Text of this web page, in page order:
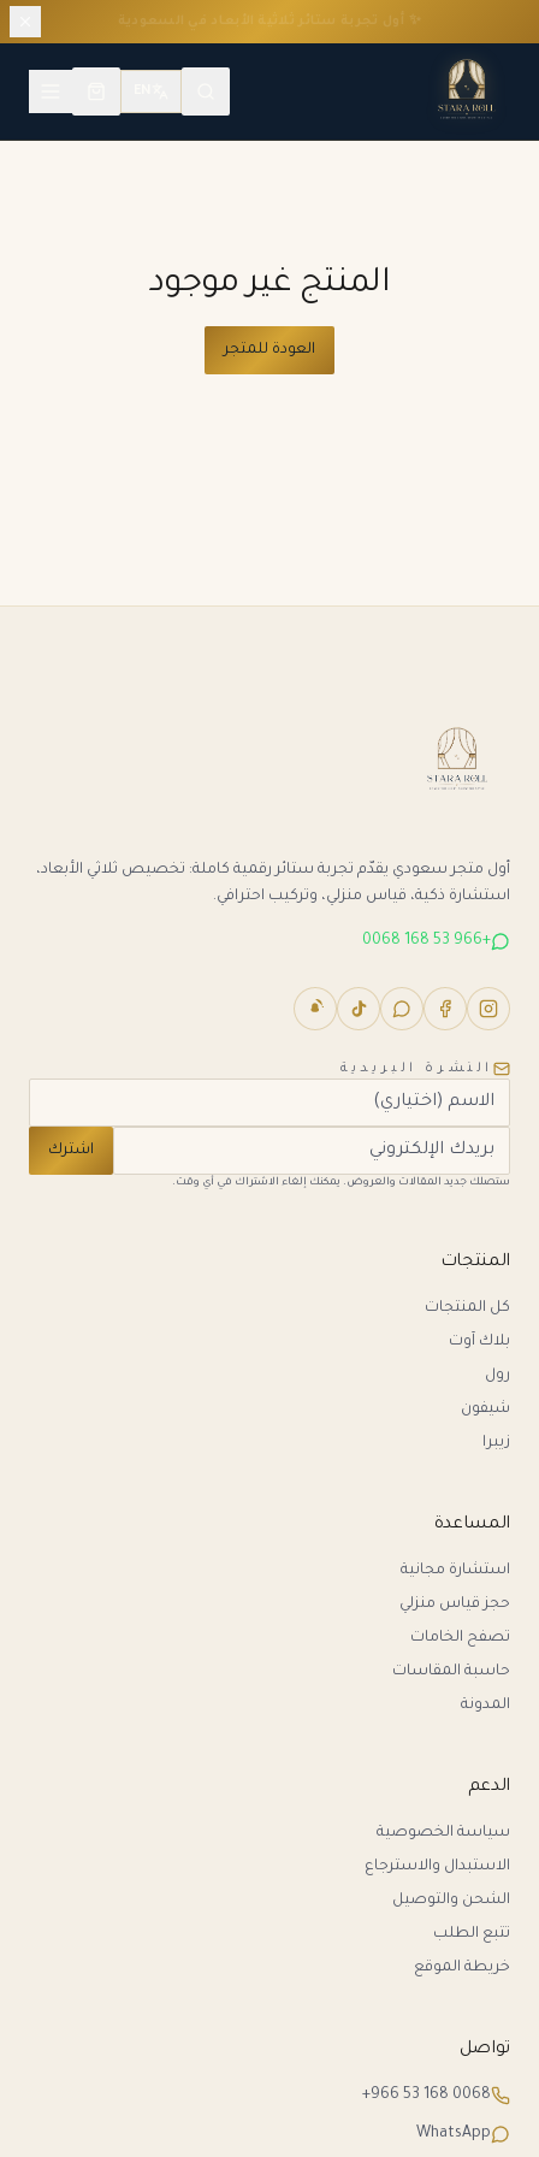
🎨 تفصيل ستائر فاخرة حسب مقاسك
المنتج غير موجود
العودة للمتجر
أول متجر سعودي يقدّم تجربة ستائر رقمية كاملة: تخصيص ثلاثي الأبعاد،
استشارة ذكية، قياس منزلي، وتركيب احترافي.
+966 53 168 0068
النشرة البريدية
اشترك
ستصلك جديد المقالات والعروض. يمكنك إلغاء الاشتراك في أي وقت.
المنتجات
كل المنتجات
بلاك آوت
رول
شيفون
زيبرا
المساعدة
استشارة مجانية
حجز قياس منزلي
تصفح الخامات
حاسبة المقاسات
المدونة
الدعم
سياسة الخصوصية
الاستبدال والاسترجاع
الشحن والتوصيل
تتبع الطلب
خريطة الموقع
تواصل
+966 53 168 0068
WhatsApp